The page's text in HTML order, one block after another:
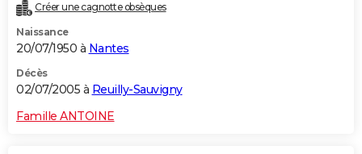
Créer une cagnotte obsèques
Naissance
20/07/1950 à Nantes
Décès
02/07/2005 à Reuilly-Sauvigny
Famille ANTOINE